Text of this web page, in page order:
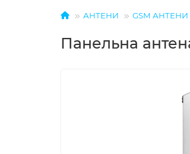
АНТЕНИ GSM АНТЕНИ
Панельна